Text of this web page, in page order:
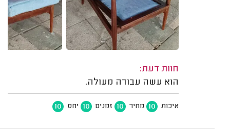
חוות דעת:
הוא עשה עבודה מעולה.
איכות 10 מחיר 10 זמנים 10 יחס 10